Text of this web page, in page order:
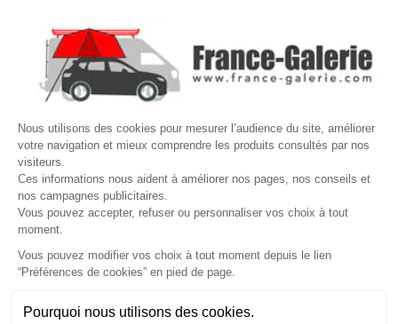
Nous utilisons des cookies pour mesurer l’audience du site, améliorer
votre navigation et mieux comprendre les produits consultés par nos
visiteurs.
Ces informations nous aident à améliorer nos pages, nos conseils et
nos campagnes publicitaires.
Vous pouvez accepter, refuser ou personnaliser vos choix à tout
moment.
Vous pouvez modifier vos choix à tout moment depuis le lien
“Préférences de cookies” en pied de page.
Pourquoi nous utilisons des cookies.
Gérer mes cookies
Une question ? Nous sommes là pour vous accompagner
📋 Fiche technique
Demander un rappel
Nos conseillers vous rappellent duLundi au Vendredide8h30 à
17h30.
Nom* Prénom*
Téléphone